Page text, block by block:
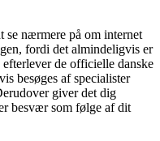
se nærmere på om internet
fordi det almindeligvis er
de officielle danske
besøges af specialister
giver det dig
besvær som følge af dit